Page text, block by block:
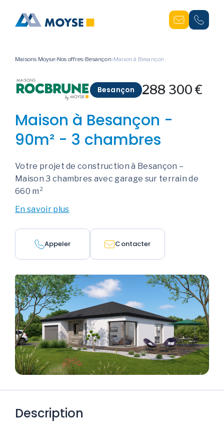
Maisons Moyse Nos offres Besançon Maison à Besançon
Besançon 288 300 €
Maison à Besançon -
90m² - 3 chambres
Votre projet de construction à Besançon –
Maison 3 chambres avec garage sur terrain de
660 m²
En savoir plus
Appeler Contacter
Description